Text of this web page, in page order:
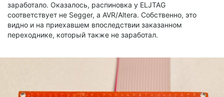
заработало. Оказалось, распиновка у ELJTAG
соответствует не Segger, а AVR/Altera. Собственно, это
видно и на приехавшем впоследствии заказанном
переходнике, который также не заработал.